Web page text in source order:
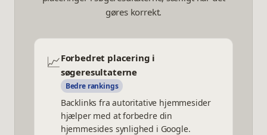
gøres korrekt.
📈Forbedret placering i
søgeresultaterne
Bedre rankings
Backlinks fra autoritative hjemmesider
hjælper med at forbedre din
hjemmesides synlighed i Google.